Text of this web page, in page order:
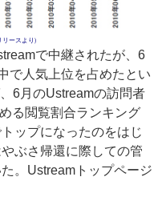
ースより）
で中継されたが、6
で人気上位を占めたとい
6月のUstreamの訪問者
る閲覧割合ランキング
ップになったのをはじ
ぶさ帰還に際しての管
。Ustreamトップページ